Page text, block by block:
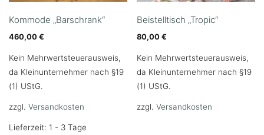
Kommode „Barschrank“
460,00 €
Kein Mehrwertsteuerausweis,
da Kleinunternehmer nach §19
(1) UStG.
zzgl. Versandkosten
Lieferzeit: 1 - 3 Tage
Beistelltisch „Tropic“
80,00€
Kein Mehrwertsteuerausweis,
da Kleinunternehmer nach §19
(1) UStG.
zzgl.Versandkosten